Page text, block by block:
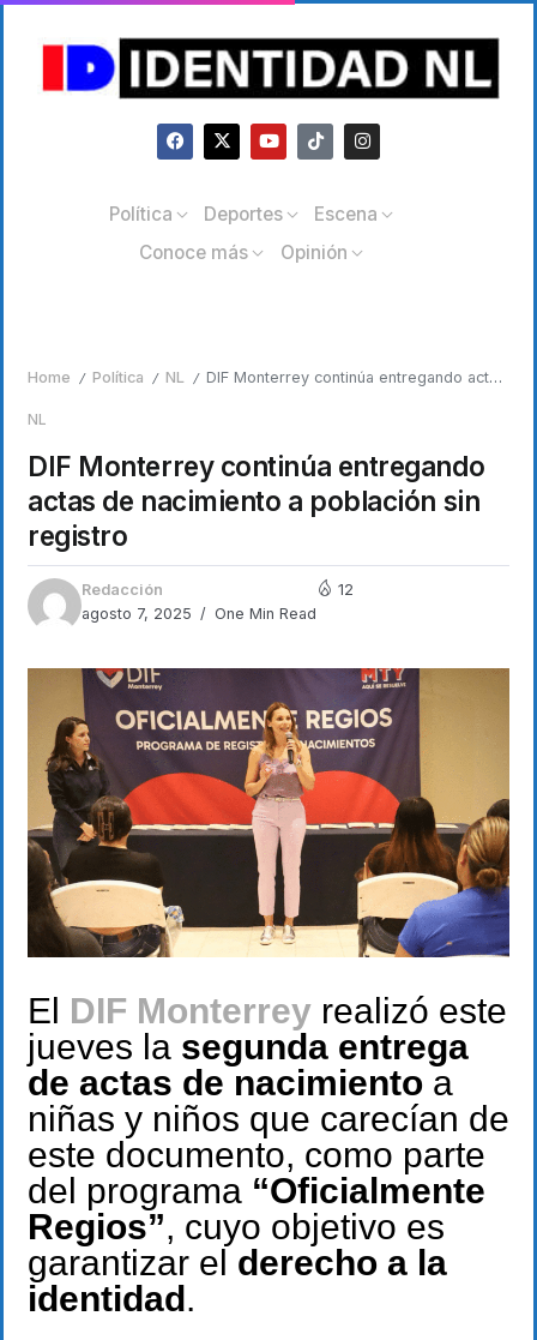
Política Deportes
Escena
Conoce más
Opinión
Home / Política / NL / DIF Monterrey continúa entregando actas de nacimiento a población sin registro
NL
DIF Monterrey continúa entregando
actas de nacimiento a población sin
registro
Redacción
agosto 7, 2025
One Min Read
12
El DIF Monterrey realizó este
jueves la segunda entrega
de actas de nacimiento a
niñas y niños que carecían de
este documento, como parte
del programa “Oficialmente
Regios”, cuyo objetivo es
garantizar el derecho a la
identidad .